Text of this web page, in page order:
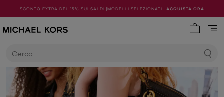
SCONTO EXTRA DEL 15% SUI SALDI |MODELLI SELEZIONATI | ACQUISTA ORA
Cerca